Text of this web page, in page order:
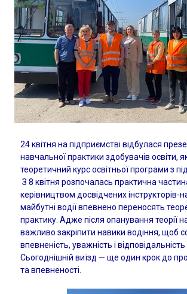
24 квітня на підприємстві відбулася
навчальної практики здобувачів освіти,
теоретичний курс освітньої програми з
З 8 квітня розпочалась практична
керівництвом досвідчених інструкторів-
майбутні водії впевнено переносять
практику. Адже після опанування теорії
важливо закріпити навики водіння, щоб
впевненість, уважність і
Сьогоднішній виїзд — ще один крок до
та впевненості.